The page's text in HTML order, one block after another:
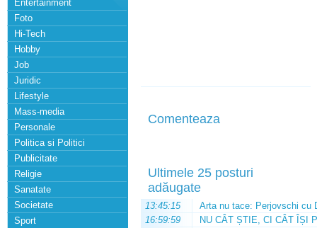
Entertainment
Foto
Hi-Tech
Hobby
Job
Juridic
Lifestyle
Mass-media
Personale
Politica si Politici
Publicitate
Religie
Sanatate
Societate
Sport
Comenteaza
Ultimele 25 posturi
adăugate
13:45:15
Arta nu tace: Perjovschi cu
16:59:59
NU CÂT ȘTIE, CI CÂT ÎȘI